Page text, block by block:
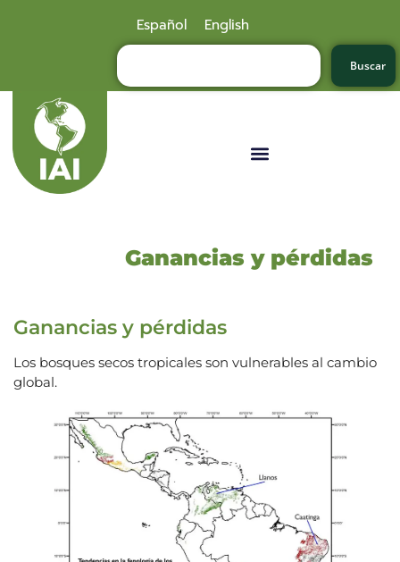
Español English
Buscar
Ganancias y pérdidas
Ganancias y pérdidas
Los bosques secos tropicales son vulnerables al cambio
global.